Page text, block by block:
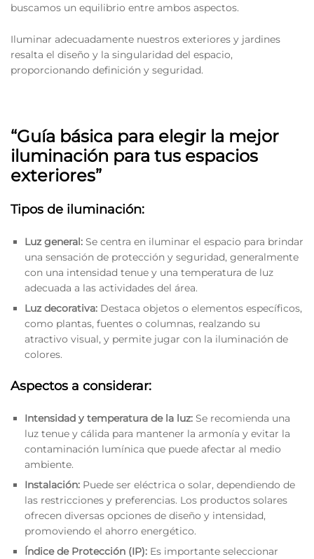
buscamos un equilibrio entre ambos aspectos.
Iluminar adecuadamente nuestros exteriores y jardines
resalta el diseño y la singularidad del espacio,
proporcionando definición y seguridad.
“Guía básica para elegir la mejor
iluminación para tus espacios
exteriores”
Tipos de iluminación:
Luz general: Se centra en iluminar el espacio para brindar
una sensación de protección y seguridad, generalmente
con una intensidad tenue y una temperatura de luz
adecuada a las actividades del área.
Luz decorativa: Destaca objetos o elementos específicos,
como plantas, fuentes o columnas, realzando su
atractivo visual, y permite jugar con la iluminación de
colores.
Aspectos a considerar:
Intensidad y temperatura de la luz: Se recomienda una
luz tenue y cálida para mantener la armonía y evitar la
contaminación lumínica que puede afectar al medio
ambiente.
Instalación: Puede ser eléctrica o solar, dependiendo de
las restricciones y preferencias. Los productos solares
ofrecen diversas opciones de diseño y intensidad,
promoviendo el ahorro energético.
Índice de Protección (IP): Es importante seleccionar